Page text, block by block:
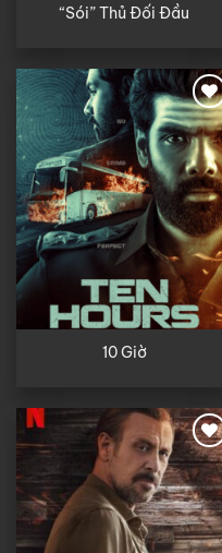
“Sói” Thủ Đối Đầu
10 Giờ